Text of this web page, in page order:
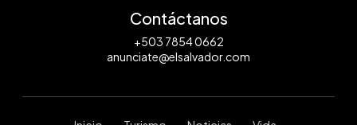
Contáctanos
+503 7854 0662
anunciate@elsalvador.com